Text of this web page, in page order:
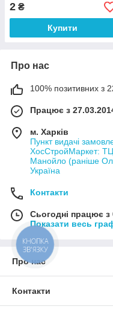
2 ₴
Купити
Про нас
100% позитивних з
Працює з
м. Харків
Пункт видачі
ХосСтройМаркет:
Манойло (раніше
Україна
Контакти
Сьогодні працює з
Показати весь
Про нас
Контакти
КНОПКА
ЗВ'ЯЗКУ